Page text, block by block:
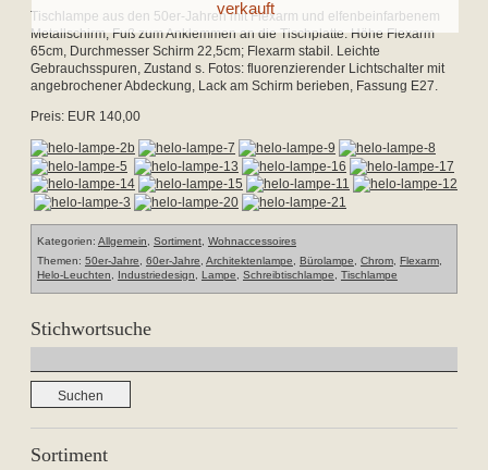
Tischlampe aus den 50er-Jahren mit Flexarm und elfenbeinfarbenem
Metallschirm, Fuß zum Anklemmen an die Tischplatte. Höhe Flexarm
65cm, Durchmesser Schirm 22,5cm; Flexarm stabil. Leichte
Gebrauchsspuren, Zustand s. Fotos: fluorenzierender Lichtschalter mit
angebrochener Abdeckung, Lack am Schirm berieben, Fassung E27.
Preis: EUR 140,00
Kategorien: Allgemein Sortiment, Wohnaccessoires
Themen: 50er-Jahre 60er-Jahre Architektenlampe Bürolampe Chrom, Flexarm,
Helo-Leuchten
Industriedesign Lampe Schreibtischlampe Tischlampe
Stichwortsuche
nach:
Sortiment